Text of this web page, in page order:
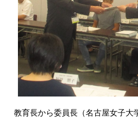
教育長から委員長（名古屋女子大